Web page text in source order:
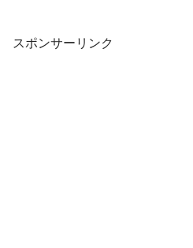
スポンサーリンク